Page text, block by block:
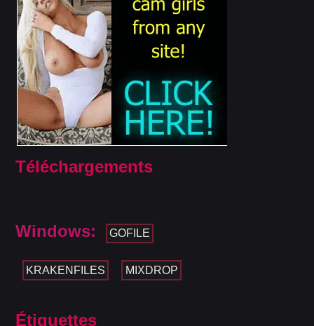
Téléchargements
Windows: GOFILE
KRAKENFILES MIXDROP
Étiquettes